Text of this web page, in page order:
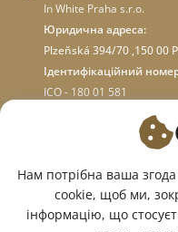
In White Praha s.r.o.
Юридична адреса:
Plzeňská 394/70 ,150 00
Ідентифікаційний
ICO - 180 01 581
ПРО МАГАЗИН
МИ У СОЦМЕРЕЖАХ:
Нам потрібна ваша
cookie, щоб ми,
інформацію, що